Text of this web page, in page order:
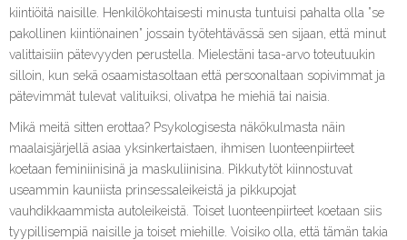
kiintiöitä naisille. Henkilökohtaisesti minusta tuntuisi pahalta olla ”se
pakollinen kiintiönainen” jossain työtehtävässä sen sijaan, että minut
valittaisiin pätevyyden perustella. Mielestäni tasa-arvo toteutuukin
silloin, kun sekä osaamistasoltaan että persoonaltaan sopivimmat ja
pätevimmät tulevat valituiksi, olivatpa he miehiä tai naisia.
Mikä meitä sitten erottaa? Psykologisesta näkökulmasta näin
maalaisjärjellä asiaa yksinkertaistaen, ihmisen luonteenpiirteet
koetaan feminiinisinä ja maskuliinisina. Pikkutytöt kiinnostuvat
useammin kauniista prinsessaleikeistä ja pikkupojat
vauhdikkaammista autoleikeistä. Toiset luonteenpiirteet koetaan siis
tyypillisempiä naisille ja toiset miehille. Voisiko olla, että tämän takia